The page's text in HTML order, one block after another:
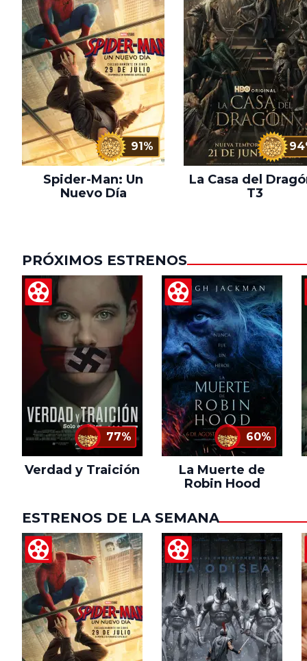
91%
Spider-Man: Un
Nuevo Día
La Casa del
T3
PRÓXIMOS ESTRENOS
77%
Verdad y Traición
60%
La Muerte de
Robin Hood
ESTRENOS DE LA SEMANA